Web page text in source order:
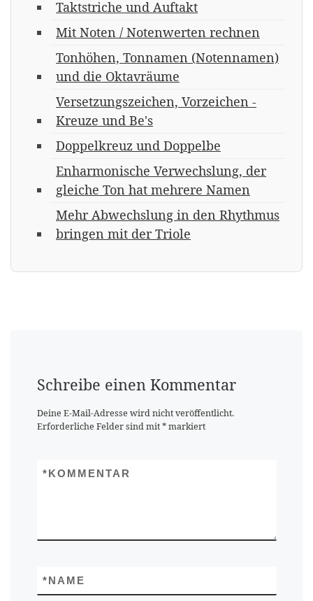
Taktstriche und Auftakt
Mit Noten / Notenwerten rechnen
Tonhöhen, Tonnamen (Notennamen)
und die Oktavräume
Versetzungszeichen, Vorzeichen -
Kreuze und Be's
Doppelkreuz und Doppelbe
Enharmonische Verwechslung, der
gleiche Ton hat mehrere Namen
Mehr Abwechslung in den Rhythmus
bringen mit der Triole
Schreibe einen Kommentar
Deine E-Mail-Adresse wird nicht veröffentlicht.
Erforderliche Felder sind mit*markiert
KOMMENTAR
*
NAME
*